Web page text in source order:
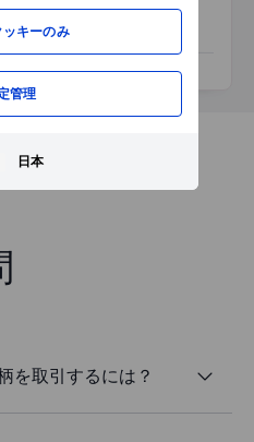
ッキーのみ
管理
日本
を取引するには？